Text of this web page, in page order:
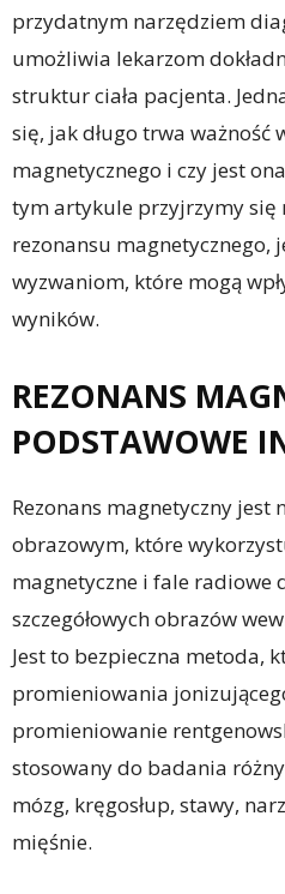
przydatnym narzędziem
umożliwia lekarzom
struktur ciała pacjenta.
się, jak długo trwa ważność
magnetycznego i czy jest
tym artykule przyjrzymy się
rezonansu magnetycznego,
wyzwaniom, które mogą
wyników.
REZONANS
PODSTAWOWE
Rezonans magnetyczny
obrazowym, które
magnetyczne i fale radiowe
szczegółowych obrazów
Jest to bezpieczna metoda,
promieniowania
promieniowanie
stosowany do badania
mózg, kręgosłup, stawy,
mięśnie.